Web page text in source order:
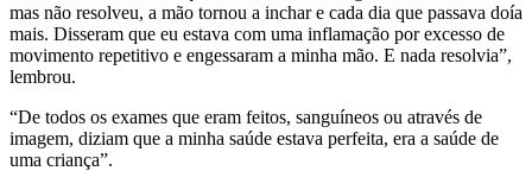
mas não resolveu, a mão tornou a inchar e cada dia que passava doía
mais. Disseram que eu estava com uma inflamação por excesso de
movimento repetitivo e engessaram a minha mão. E nada resolvia”,
lembrou.
“De todos os exames que eram feitos, sanguíneos ou através de
imagem, diziam que a minha saúde estava perfeita, era a saúde de
uma criança”.